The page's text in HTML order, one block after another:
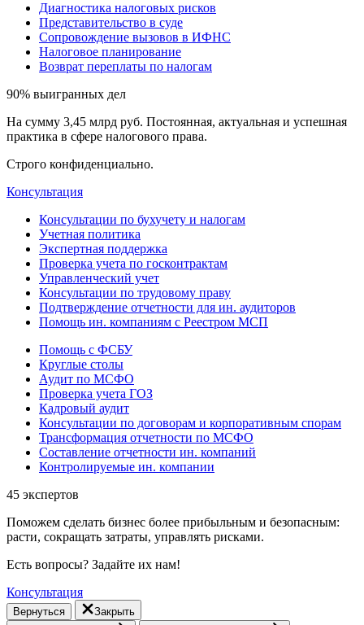
Диагностика налоговых рисков
Представительство в суде
Сопровождение вызовов в ИФНС
Налоговое планирование
Возврат переплаты по налогам
90% выигранных дел
На сумму 3,45 млрд руб. Постоянная, актуальная и успешная
практика в сфере налогового права.
Строго конфиденциально.
Консультация
Консультации по бухучету и налогам
Учетная политика
Экспертная поддержка
Проверка учета по госконтрактам
Управленческий учет
Консультации по трудовому праву
Подтверждение отчетности для ин. аудиторов
Помощь ин. компаниям с Реестром МСП
Помощь с ФСБУ
Круглые столы
Аудит по МСФО
Проверка учета ГОЗ
Кадровый аудит
Консультации по договорам и корпоративным спорам
Трансформация отчетности по МСФО
Составление отчетности ин. компаний
Контролируемые ин. компании
45 экспертов
Поможем сделать бизнес более прибыльным и безопасным:
расти, cокращать затраты, управлять рисками.
Есть вопросы? Задайте их нам!
Консультация
Вернуться
Закрыть